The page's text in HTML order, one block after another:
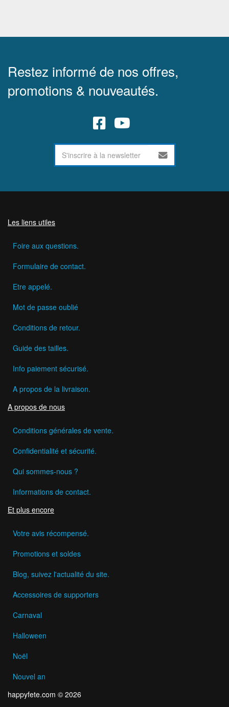
Restez informé de nos offres,
promotions & nouveautés.
Les liens utiles
Foire aux questions.
Formulaire de contact.
Etre appelé.
Mot de passe oublié
Conditions de retour.
Guide des tailles.
Info paiement sécurisé.
A propos de la livraison.
A propos de nous
Conditions générales de vente.
Confidentialité et sécurité.
Qui sommes-nous ?
Informations de contact.
Et plus encore
Votre avis récompensé.
Promotions et soldes
Blog, suivez l'actualité du site.
Accessoires de supporters
Carnaval
Halloween
Noël
Nouvel an
happyfete.com © 2026